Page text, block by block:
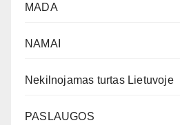
MADA
NAMAI
Nekilnojamas turtas Lietuvoje
PASLAUGOS